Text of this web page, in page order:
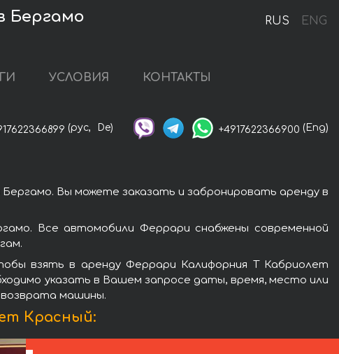
RUS ENG
Бергамо
УСЛОВИЯ КОНТАКТЫ
(рус, De) +4917622366900 (Eng)
Вы можете заказать и забронировать аренду в
Все автомобили Феррари снабжены современной
взять в аренду Феррари Калифорния Т Кабриолет
указать в Вашем запросе даты, время, место или
машины.
Красный: